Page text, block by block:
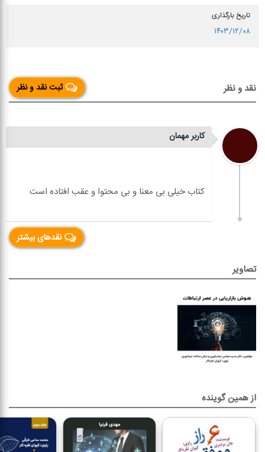
تاریخ بارگذاری
۱۴۰۳/۱۲/۰۸
ثبت نقد و نظر نقد و نظر
کاربر مهمان
نقدهای بیشتر
تصاویر
از همین گوینده